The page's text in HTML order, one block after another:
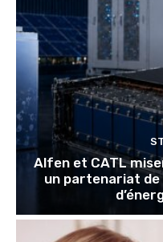
Alfen et CATL
un partenariat de